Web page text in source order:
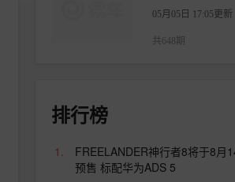
05月05日 17:05更新
共648期
排行榜
FREELANDER神行者8将于8月
预售 标配华为ADS 5